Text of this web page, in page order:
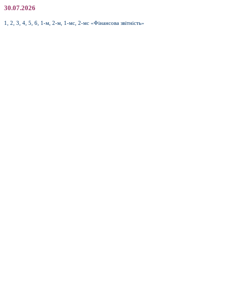
30.07.2026
1, 2, 3, 4, 5, 6, 1-м, 2-м, 1-мс, 2-мс «Фінансова звітність»